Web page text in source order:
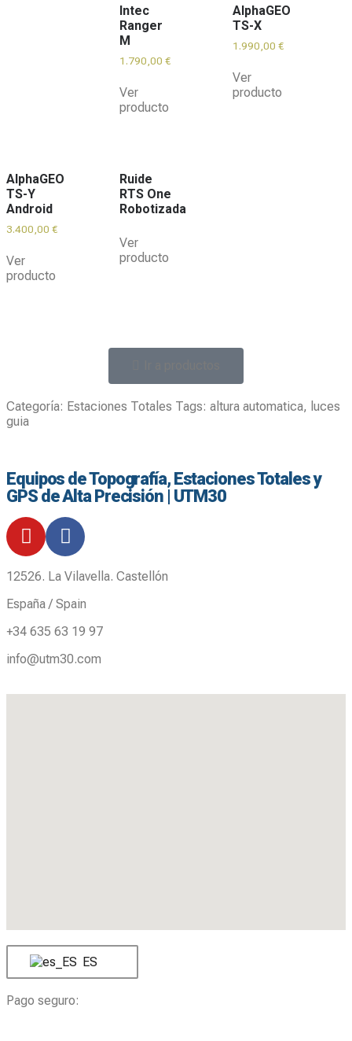
Intec
Ranger
M
1.790,00 €
Ver
producto
AlphaGEO
TS-X
1.990,00 €
Ver
producto
AlphaGEO
TS-Y
Android
3.400,00 €
Ver
producto
Ruide
RTS One
Robotizada
Ver
producto
Categoría: Estaciones Totales Tags: altura automatica, luces
guia
Equipos de Topografía, Estaciones Totales y
GPS de Alta Precisión | UTM30
12526. La Vilavella. Castellón
España / Spain
+34 635 63 19 97
info@utm30.com
ES
Pago seguro: